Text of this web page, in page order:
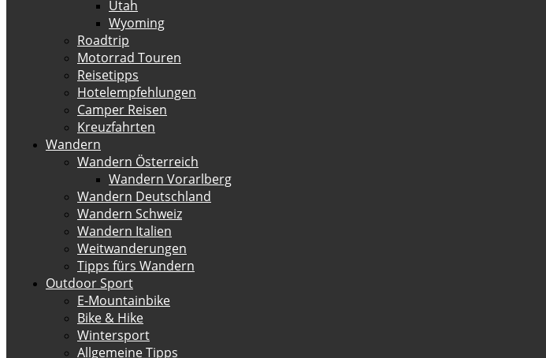
Utah
Wyoming
Roadtrip
Motorrad Touren
Reisetipps
Hotelempfehlungen
Camper Reisen
Kreuzfahrten
Wandern
Wandern Österreich
Wandern Vorarlberg
Wandern Deutschland
Wandern Schweiz
Wandern Italien
Weitwanderungen
Tipps fürs Wandern
Outdoor Sport
E-Mountainbike
Bike & Hike
Wintersport
Allgemeine Tipps